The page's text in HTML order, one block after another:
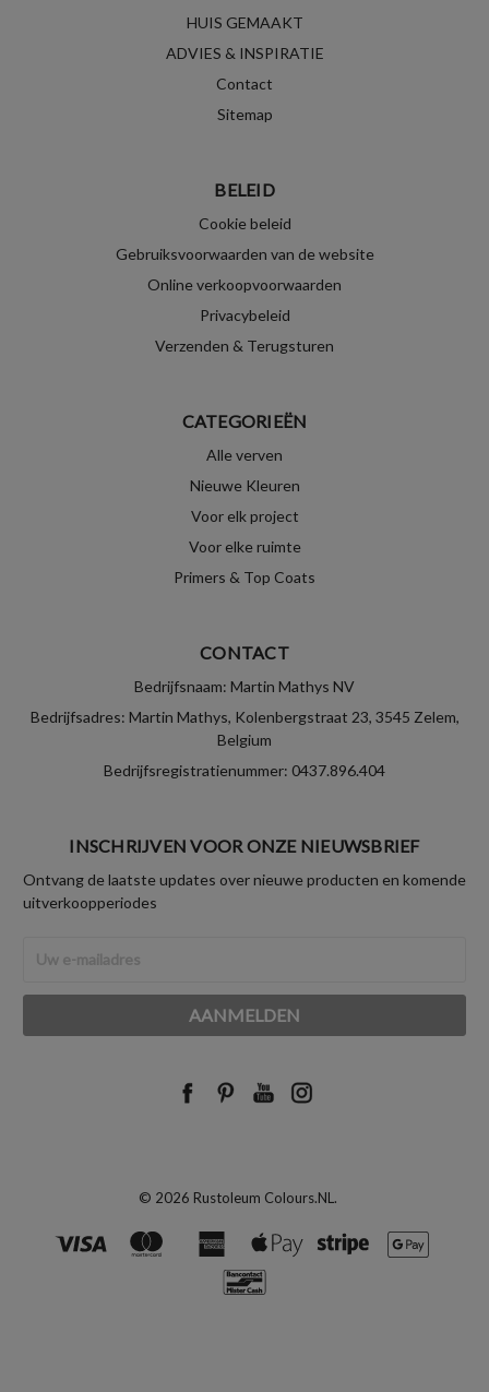
HUIS GEMAAKT
ADVIES & INSPIRATIE
Contact
Sitemap
BELEID
Cookie beleid
Gebruiksvoorwaarden van de website
Online verkoopvoorwaarden
Privacybeleid
Verzenden & Terugsturen
CATEGORIEËN
Alle verven
Nieuwe Kleuren
Voor elk project
Voor elke ruimte
Primers & Top Coats
CONTACT
Bedrijfsnaam: Martin Mathys NV
Bedrijfsadres: Martin Mathys, Kolenbergstraat 23, 3545 Zelem,
Belgium
Bedrijfsregistratienummer: 0437.896.404
INSCHRIJVEN VOOR ONZE NIEUWSBRIEF
Ontvang de laatste updates over nieuwe producten en komende
uitverkoopperiodes
mailadres
© 2026 Rustoleum Colours.NL.